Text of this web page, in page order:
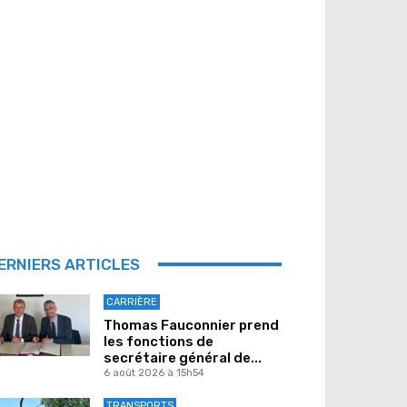
ARTICLES
CARRIÈRE
Thomas Fauconnier prend
les fonctions de
secrétaire général de...
6 août 2026 à 15h54